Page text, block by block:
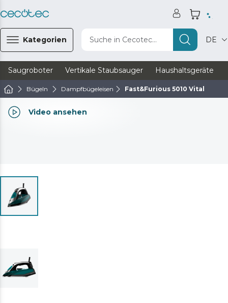
Kategorien Suche in Cecotec... DE
Saugroboter Vertikale Staubsauger Haushaltsgeräte
Bügeln Dampfbügeleisen Fast&Furious 5010 Vital
Video ansehen